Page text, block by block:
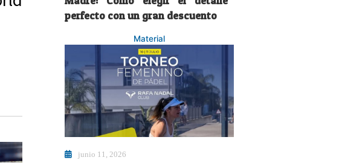
perfecto con un gran descuento
Material
junio 11, 2026